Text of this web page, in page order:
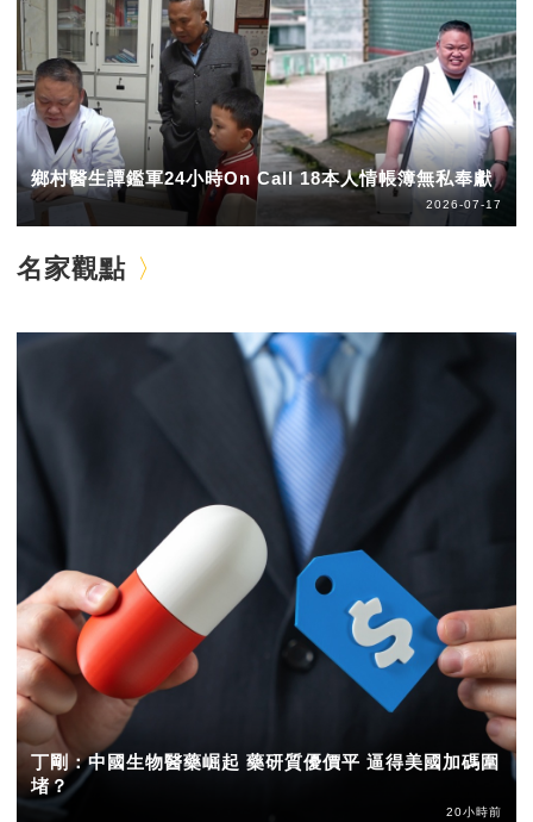
鄉村醫生譚鑑軍24小時On Call 18本人情帳簿無私奉獻
2026-07-17
名家觀點
丁剛：中國生物醫藥崛起 藥研質優價平 逼得美國加碼圍
堵？
20小時前